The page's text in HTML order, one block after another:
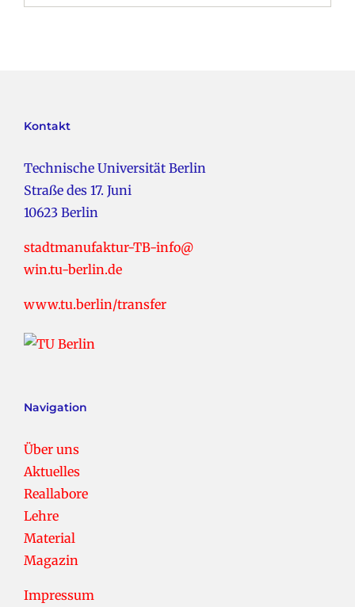
Kontakt
Technische Universität Berlin
Straße des 17. Juni
10623 Berlin
stadtmanufaktur-TB-info@
win.tu-berlin.de
www.tu.berlin/transfer
Navigation
Über uns
Aktuelles
Reallabore
Lehre
Material
Magazin
Impressum